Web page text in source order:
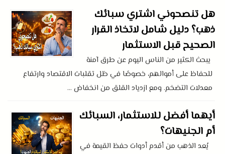
هل تنصحوني اشتري سبائك
ذهب؟ دليل شامل لاتخاذ القرار
الصحيح قبل الاستثمار
يبحث الكثير من الناس اليوم عن طرق آمنة
للحفاظ على أموالهم، خصوصًا في ظل تقلبات الاقتصاد وارتفاع
معدلات التضخم. ومع ازدياد القلق من انخفاض ...
أيهما أفضل للاستثمار، السبائك
أم الجنيهات؟
يُعد الذهب من أقدم أدوات حفظ القيمة في